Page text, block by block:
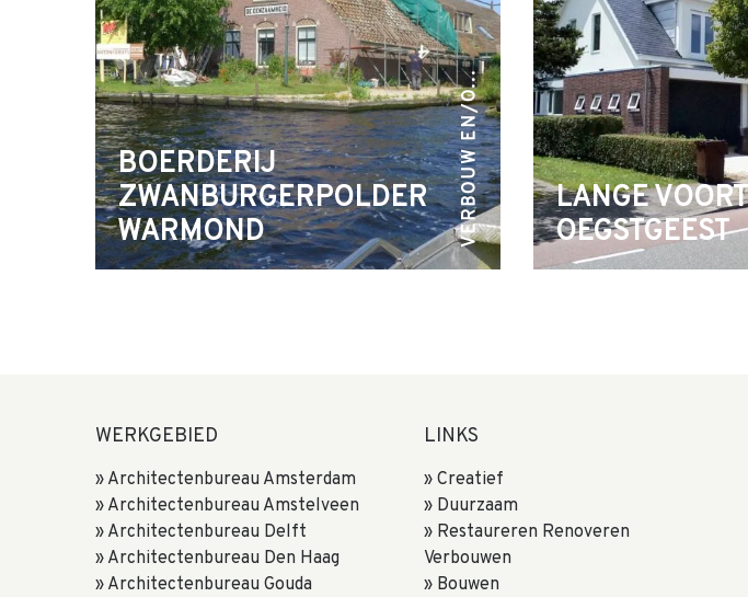
BOERDERIJ
ZWANBURGERPOLDER
WARMOND
VERBOUW EN/O...
LANGE VOORT
OEGSTGEEST
WERKGEBIED
Architectenbureau Amsterdam
Architectenbureau Amstelveen
Architectenbureau Delft
Architectenbureau Den Haag
Architectenbureau Gouda
LINKS
Creatief
Duurzaam
Restaureren Renoveren
Verbouwen
Bouwen